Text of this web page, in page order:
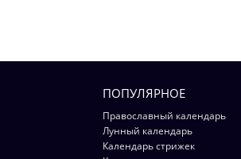
ПОПУЛЯРНОЕ
Православный календарь
Лунный календарь
Календарь стрижек